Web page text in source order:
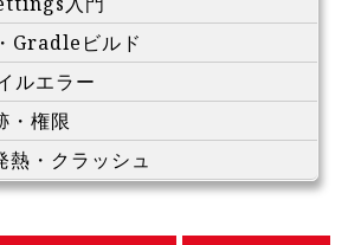
Gradleビルド
ルエラー
・権限
熱・クラッシュ